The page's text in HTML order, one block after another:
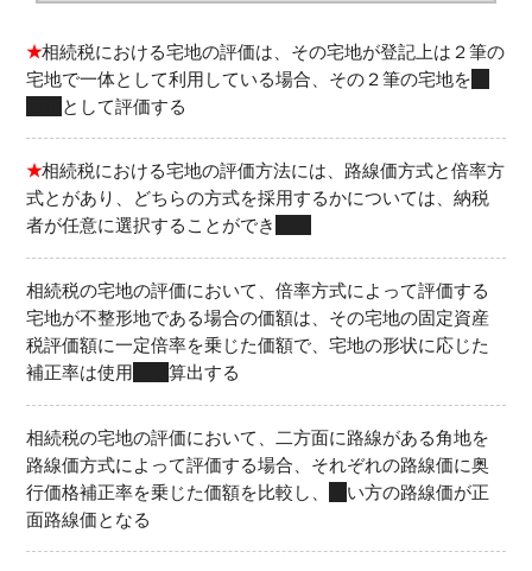
★相続税における宅地の評価は、その宅地が登記上は２筆の
宅地で一体として利用している場合、その２筆の宅地を
として評価する
★相続税における宅地の評価方法には、路線価方式と倍率方
式とがあり、どちらの方式を採用するかについては、納税
者が任意に選択することができ
相続税の宅地の評価において、倍率方式によって評価する
宅地が不整形地である場合の価額は、その宅地の固定資産
税評価額に一定倍率を乗じた価額で、宅地の形状に応じた
補正率は使用
算出する
相続税の宅地の評価において、二方面に路線がある角地を
路線価方式によって評価する場合、それぞれの路線価に奥
行価格補正率を乗じた価額を比較し、
い方の路線価が正
面路線価となる